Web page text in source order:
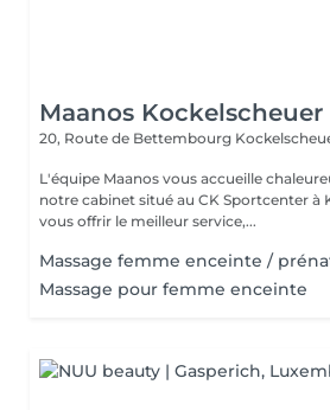
Maanos Kockelscheuer
20, Route de Bettembourg
L'équipe Maanos vous accueille
notre cabinet situé au CK Sportcenter à
vous offrir le meilleur service,...
Massage femme enceinte /
Massage pour femme enceinte